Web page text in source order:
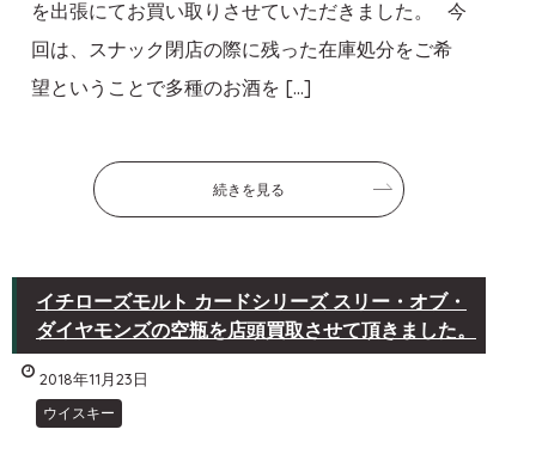
を出張にてお買い取りさせていただきました。 今
回は、スナック閉店の際に残った在庫処分をご希
望ということで多種のお酒を […]
続きを見る
イチローズモルト カードシリーズ スリー・オブ・
ダイヤモンズの空瓶を店頭買取させて頂きました。
2018年11月23日
ウイスキー